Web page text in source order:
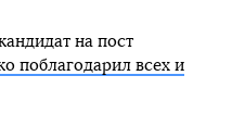
на пост
поблагодарил всех и